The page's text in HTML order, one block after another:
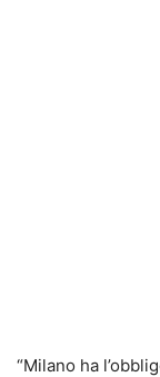
“Milano ha